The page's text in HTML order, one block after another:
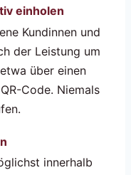
einholen
Kundinnen und
der Leistung um
über einen
Code. Niemals
innerhalb